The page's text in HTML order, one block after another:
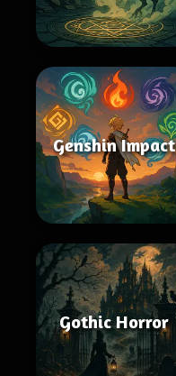
Genshin Impact
Gothic Horror